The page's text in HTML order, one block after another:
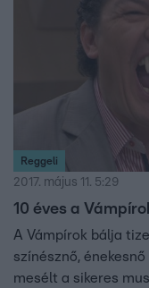
Reggeli
2017. május 11. 5:29
10 éves a
A Vámpírok bálja
színésznő,
mesélt a sikeres